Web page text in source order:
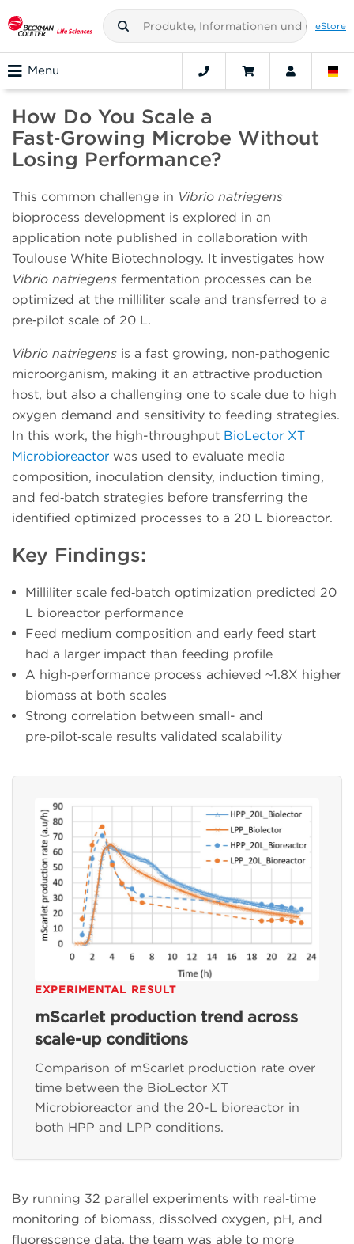
eStore
Menu
How Do You Scale a
Fast‑Growing Microbe Without
Losing Performance?
This common challenge in Vibrio natriegens
bioprocess development is explored in an
application note published in collaboration with
Toulouse White Biotechnology. It investigates how
Vibrio natriegens fermentation processes can be
optimized at the milliliter scale and transferred to a
pre‑pilot scale of 20 L.
Vibrio natriegens is a fast growing, non‑pathogenic
microorganism, making it an attractive production
host, but also a challenging one to scale due to high
oxygen demand and sensitivity to feeding strategies.
In this work, the high-throughput BioLector XT
Microbioreactor was used to evaluate media
composition, inoculation density, induction timing,
and fed‑batch strategies before transferring the
identified optimized processes to a 20 L bioreactor.
Key Findings:
Milliliter scale fed‑batch optimization predicted 20
L bioreactor performance
Feed medium composition and early feed start
had a larger impact than feeding profile
A high‑performance process achieved ~1.8X higher
biomass at both scales
Strong correlation between small- and
pre‑pilot‑scale results validated scalability
EXPERIMENTAL RESULT
mScarlet production trend across
scale-up conditions
Comparison of mScarlet production rate over
time between the BioLector XT
Microbioreactor and the 20-L bioreactor in
both HPP and LPP conditions.
By running 32 parallel experiments with real‑time
monitoring of biomass, dissolved oxygen, pH, and
fluorescence data, the team was able to more